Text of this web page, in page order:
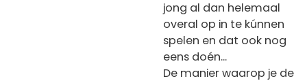
jong al dan helemaal
overal op in te kúnnen
spelen en dat ook nog
eens doén...
De manier waarop je de